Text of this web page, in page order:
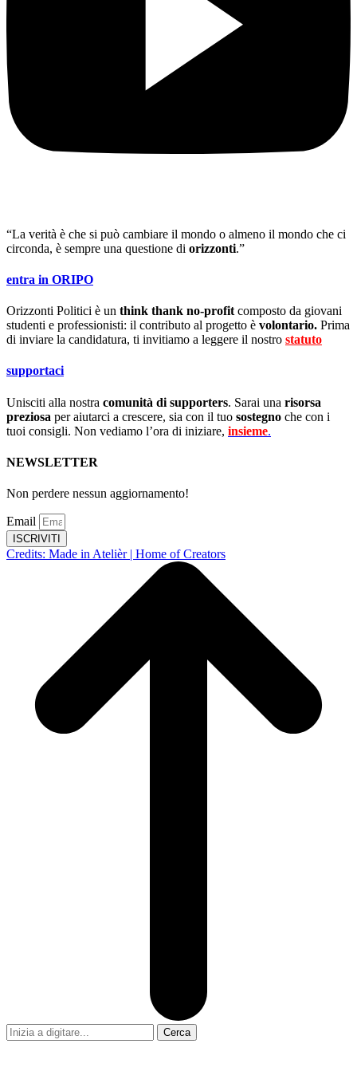
“La verità è che si può cambiare il mondo o almeno il mondo che ci
circonda, è sempre una questione di orizzonti.”
entra in ORIPO
Orizzonti Politici è un think thank no-profit composto da giovani
studenti e professionisti: il contributo al progetto è volontario. Prima
di inviare la candidatura, ti invitiamo a leggere il nostro statuto
supportaci
Unisciti alla nostra comunità di supporters. Sarai una risorsa
preziosa per aiutarci a crescere, sia con il tuo sostegno che con i
tuoi consigli. Non vediamo l’ora di iniziare, insieme.
NEWSLETTER
Non perdere nessun aggiornamento!
Email
ISCRIVITI
Credits: Made in Atelièr | Home of Creators
Cerca